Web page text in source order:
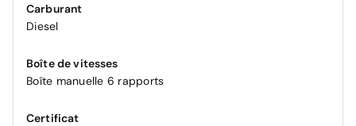
Carburant
Diesel
Boîte de vitesses
Boîte manuelle 6 rapports
Certificat